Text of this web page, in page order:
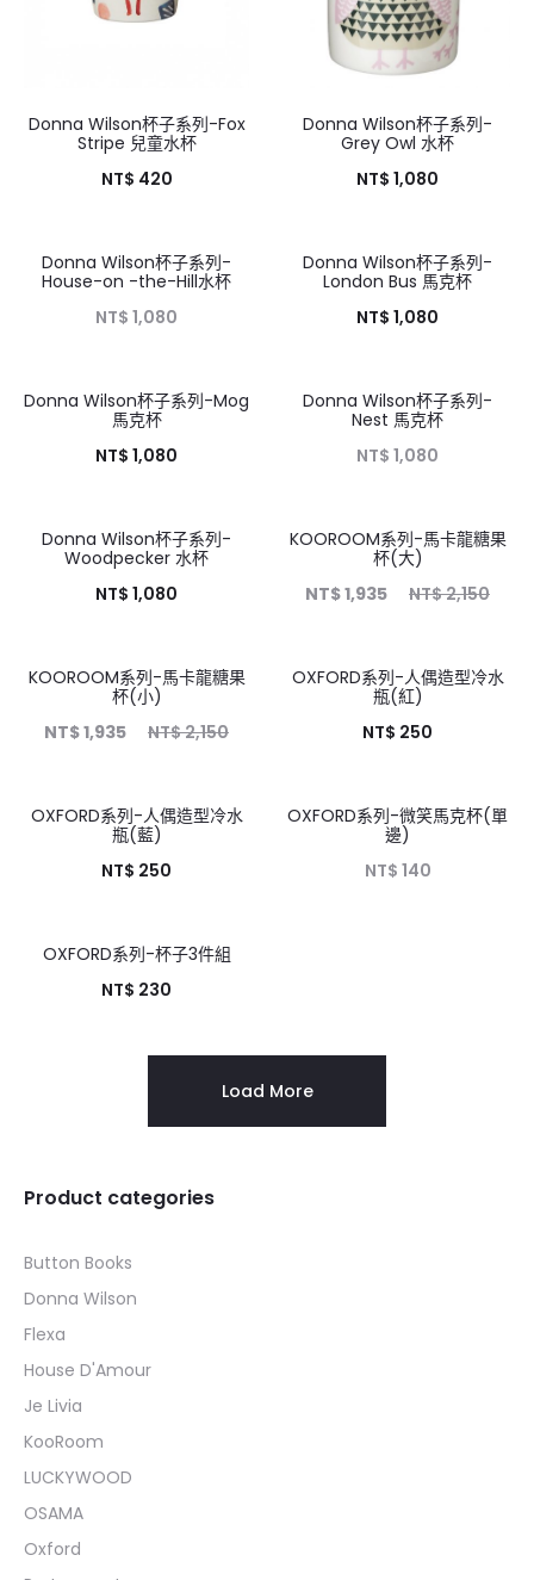
Donna Wilson杯子系列-Fox
Stripe 兒童水杯
NT$ 420
Donna Wilson杯子系列-
Grey Owl 水杯
NT$ 1,080
Donna Wilson杯子系列-
House-on -the-Hill水杯
NT$ 1,080
HOT
Donna Wilson杯子系列-
London Bus 馬克杯
NT$ 1,080
HOT
Donna Wilson杯子系列-Mog
馬克杯
NT$ 1,080
Donna Wilson杯子系列-
Nest 馬克杯
NT$ 1,080
Donna Wilson杯子系列-
Woodpecker 水杯
NT$ 1,080
10%
KOOROOM系列-馬卡龍糖果
杯(大)
NT$2,150
NT$1,935
10%
KOOROOM系列-馬卡龍糖果
杯(小)
NT$2,150
NT$1,935
OXFORD系列-人偶造型冷水
瓶(紅)
NT$ 250
OXFORD系列-人偶造型冷水
瓶(藍)
NT$ 250
OXFORD系列-微笑馬克杯(單
邊)
NT$ 140
HOT
OXFORD系列-杯子3件組
NT$ 230
Load More
Product categories
Button Books
Donna Wilson
Flexa
House D'Amour
Je Livia
KooRoom
LUCKYWOOD
OSAMA
Oxford